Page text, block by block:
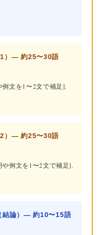
）— 約25〜30語
例文を1〜2文で補足].
）— 約25〜30語
や例文を1〜2文で補足].
論）— 約10〜15語